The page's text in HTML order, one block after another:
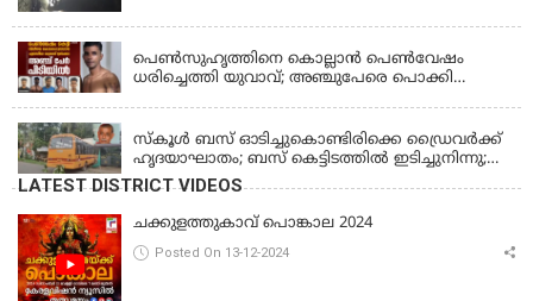
പെണ്‍സുഹൃത്തിനെ കൊല്ലാന്‍ പെണ്‍വേഷം
ധരിച്ചെത്തി യുവാവ്; അഞ്ചുപേരെ പൊക്കി
സ്കൂൾ ബസ് ഓടിച്ചുകൊണ്ടിരിക്കെ ഡ്രൈവർക്ക്
ഹൃദയാഘാതം; ബസ് കെട്ടിടത്തിൽ ഇടിച്ചുനിന്നു;
ഡ്രൈവർ മരിച്ചു, രണ്ട് കുട്ടികൾക്ക് പരിക്ക്
LATEST DISTRICT VIDEOS
ചക്കുളത്തുകാവ് പൊങ്കാല 2024
Posted On 13-12-2024